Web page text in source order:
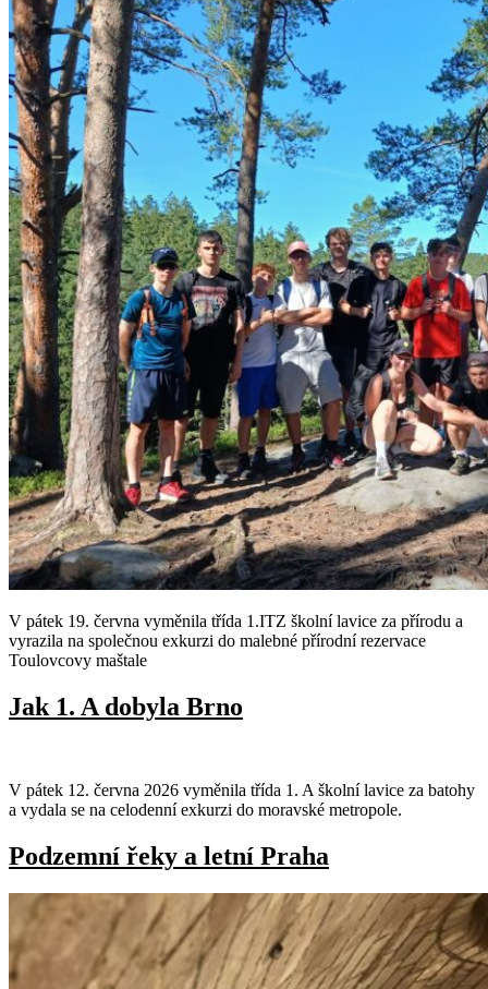
V pátek 19. června vyměnila třída 1.ITZ školní lavice za přírodu a
vyrazila na společnou exkurzi do malebné přírodní rezervace
Toulovcovy maštale
Jak 1. A dobyla Brno
V pátek 12. června 2026 vyměnila třída 1. A školní lavice za batohy
a vydala se na celodenní exkurzi do moravské metropole.
Podzemní řeky a letní Praha